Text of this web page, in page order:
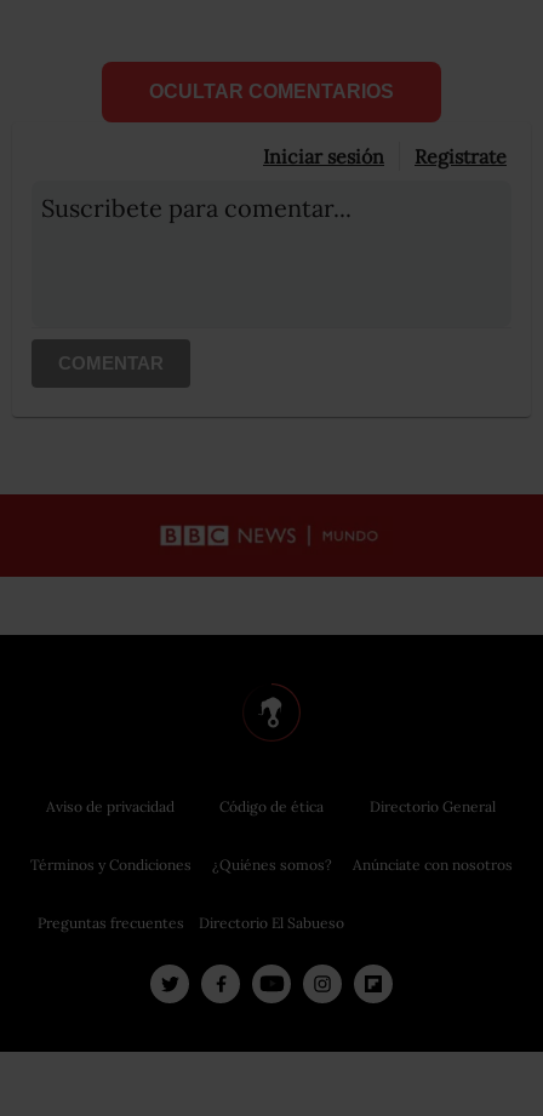
OCULTAR COMENTARIOS
Iniciar sesión Registrate
Suscribete para comentar...
COMENTAR
Aviso de privacidad
Términos y Condiciones
Preguntas frecuentes
Código de ética
¿Quiénes somos?
Directorio El Sabueso
Directorio General
Anúnciate con nosotros